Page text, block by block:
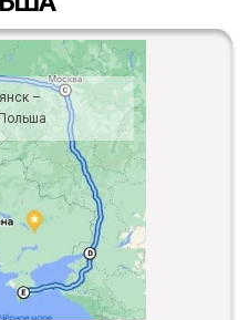
–